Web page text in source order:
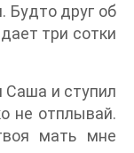
Будто друг об
три сотки
и ступил
не отплывай.
мать мне